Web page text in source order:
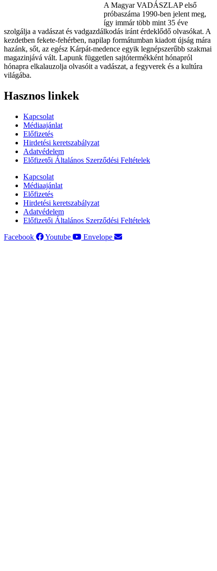
A Magyar VADÁSZLAP első
próbaszáma 1990-ben jelent meg,
így immár több mint 35 éve
szolgálja a vadászat és vadgazdálkodás iránt érdeklődő olvasókat. A
kezdetben fekete-fehérben, napilap formátumban kiadott újság mára
hazánk, sőt, az egész Kárpát-medence egyik legnépszerűbb szakmai
magazinjává vált. Lapunk független sajtótermékként hónapról
hónapra elkalauzolja olvasóit a vadászat, a fegyverek és a kultúra
világába.
Hasznos linkek
Kapcsolat
Médiaajánlat
Előfizetés
Hirdetési keretszabályzat
Adatvédelem
Előfizetői Általános Szerződési Feltételek
Kapcsolat
Médiaajánlat
Előfizetés
Hirdetési keretszabályzat
Adatvédelem
Előfizetői Általános Szerződési Feltételek
Facebook
Youtube Envelope